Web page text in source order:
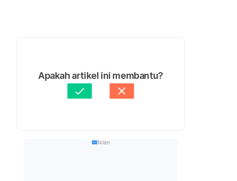
Apakah artikel ini membantu?
Iklan